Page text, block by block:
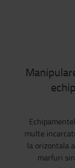
multe
la orizontala
marfuri